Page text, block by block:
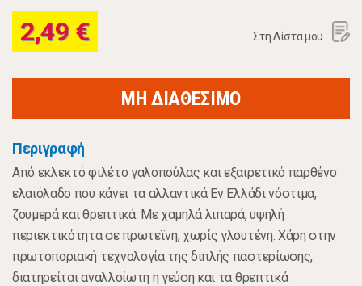
2,49 € Στη Λίστα μου
ΜΗ ΔΙΑΘΕΣΙΜΟ
Περιγραφή
Από εκλεκτό φιλέτο γαλοπούλας και εξαιρετικό παρθένο
ελαιόλαδο που κάνει τα αλλαντικά Εν Ελλάδι νόστιμα,
ζουμερά και θρεπτικά. Με χαμηλά λιπαρά, υψηλή
περιεκτικότητα σε πρωτεϊνη, χωρίς γλουτένη. Χάρη στην
πρωτοποριακή τεχνολογία της διπλής παστερίωσης,
διατηρείται αναλλοίωτη η γεύση και τα θρεπτικά